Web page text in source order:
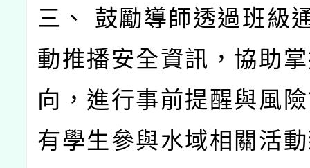
三、 鼓勵導師透過班級
動推播安全資訊，協助
向，進行事前提醒與風
有學生參與水域相關活